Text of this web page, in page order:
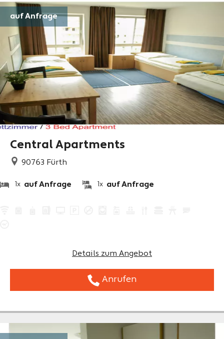
Central Apartments
90763 Fürth
1x auf Anfrage 1x auf Anfrage
Details zum Angebot
Anrufen
auf Anfrage